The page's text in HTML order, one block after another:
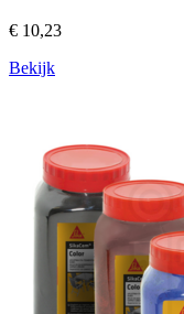
€ 10,23
Bekijk